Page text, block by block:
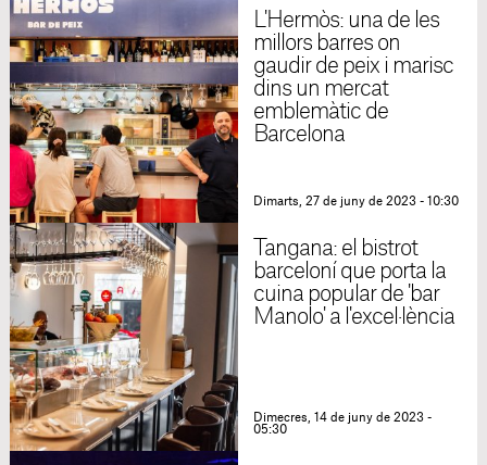
L'Hermòs: una de les
millors barres on
gaudir de peix i marisc
dins un mercat
emblemàtic de
Barcelona
Dimarts, 27 de juny de 2023 - 10:30
Tangana: el bistrot
barceloní que porta la
cuina popular de 'bar
Manolo' a l'excel·lència
Dimecres, 14 de juny de 2023 -
05:30